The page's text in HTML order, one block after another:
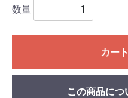
数量
カー
この商品につ